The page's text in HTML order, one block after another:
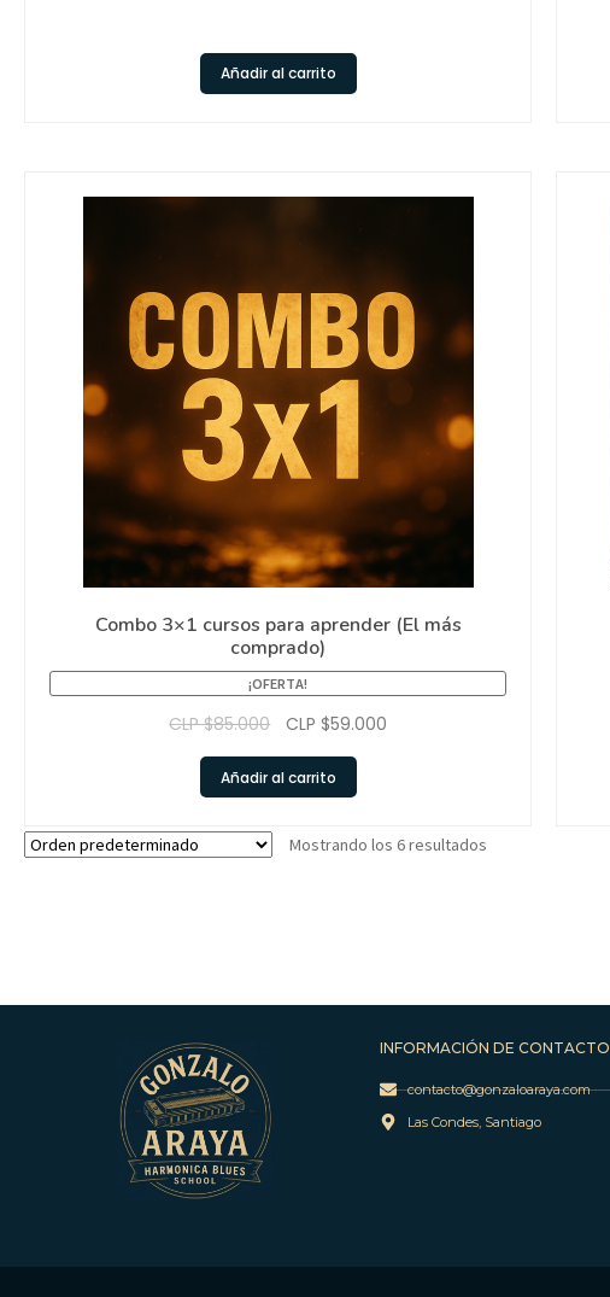
Añadir al carrito
Combo 3×1 cursos para aprender (El más
comprado)
¡OFERTA!
CLP $85.000 CLP $59.000
Añadir al carrito
Mostrando los 6 resultados
INFORMACIÓN DE CONTACTO
contacto@gonzaloaraya.com
Las Condes, Santiago